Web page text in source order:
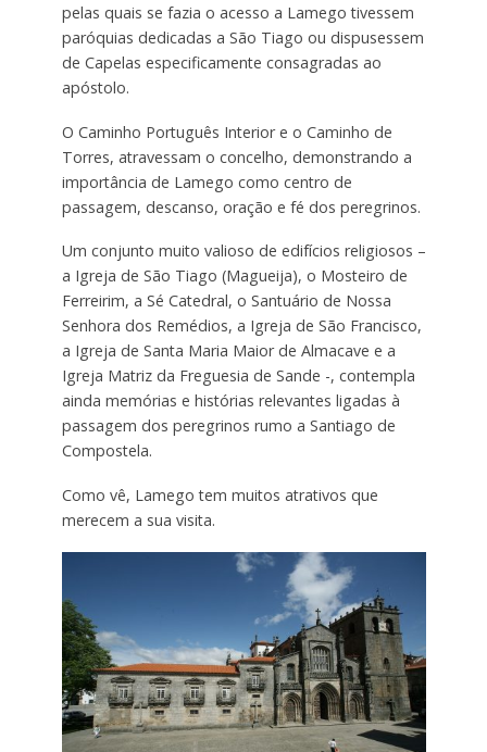
pelas quais se fazia o acesso a Lamego tivessem
paróquias dedicadas a São Tiago ou dispusessem
de Capelas especificamente consagradas ao
apóstolo.
O Caminho Português Interior e o Caminho de
Torres, atravessam o concelho, demonstrando a
importância de Lamego como centro de
passagem, descanso, oração e fé dos peregrinos.
Um conjunto muito valioso de edifícios religiosos –
a Igreja de São Tiago (Magueija), o Mosteiro de
Ferreirim, a Sé Catedral, o Santuário de Nossa
Senhora dos Remédios, a Igreja de São Francisco,
a Igreja de Santa Maria Maior de Almacave e a
Igreja Matriz da Freguesia de Sande -, contempla
ainda memórias e histórias relevantes ligadas à
passagem dos peregrinos rumo a Santiago de
Compostela.
Como vê, Lamego tem muitos atrativos que
merecem a sua visita.